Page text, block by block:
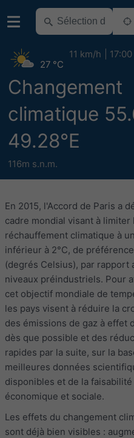
Changement
climatique
49.28°E
116m s.n.m.
27 °C
11 km/h 17:00
En 2015, l'Accord de Paris a
cadre mondial visant à limiter
réchauffement climatique à
inférieur à 2°C, de préférence
(degrés Celsius), par rapport
niveaux préindustriels. Pour
cet objectif mondiale de
les pays visent à réduire la
des émissions de gaz à effet
dès que possible et des
rapides par la suite, sur la
meilleures données
disponibles et de la faisabilité
économique et sociale.
Les effets du changement
sont déjà bien visibles :